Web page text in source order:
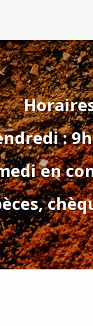
:
en